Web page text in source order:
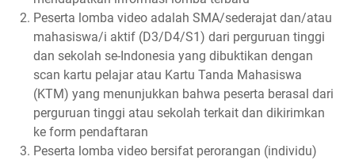
Peserta lomba video adalah SMA/sederajat dan/atau
mahasiswa/i aktif (D3/D4/S1) dari perguruan tinggi
dan sekolah se-Indonesia yang dibuktikan dengan
scan kartu pelajar atau Kartu Tanda Mahasiswa
(KTM) yang menunjukkan bahwa peserta berasal dari
perguruan tinggi atau sekolah terkait dan dikirimkan
ke form pendaftaran
Peserta lomba video bersifat perorangan (individu)